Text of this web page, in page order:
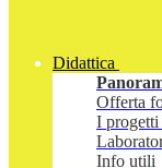
Didattica
Offerta
I progetti
Info utili